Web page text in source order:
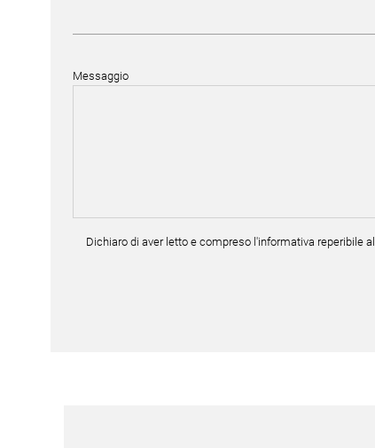
Messaggio
Dichiaro di aver letto e compreso l'informativa reperibile al